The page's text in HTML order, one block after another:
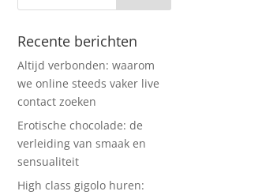
Recente berichten
Altijd verbonden: waarom
we online steeds vaker live
contact zoeken
Erotische chocolade: de
verleiding van smaak en
sensualiteit
High class gigolo huren: